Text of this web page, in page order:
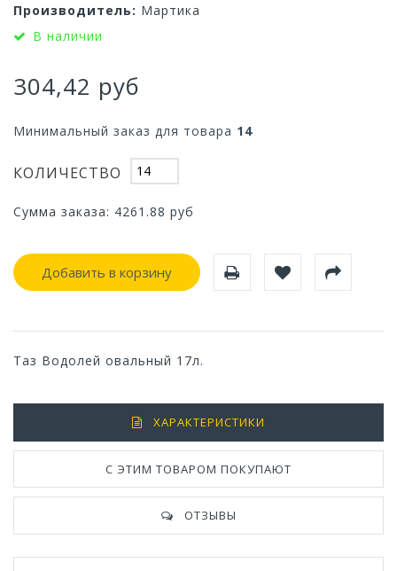
Производитель: Мартика
В наличии
304,42 руб
Минимальный заказ для товара 14
КОЛИЧЕСТВО
Сумма заказа: 4261.88 руб
Добавить в корзину
Таз Водолей овальный 17л.
ХАРАКТЕРИСТИКИ
С ЭТИМ ТОВАРОМ ПОКУПАЮТ
ОТЗЫВЫ